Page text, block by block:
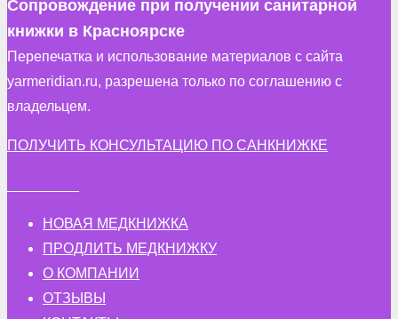
Сопровождение при получении санитарной
книжки в Красноярске
Перепечатка и использование материалов с сайта
yarmeridian.ru, разрешена только по соглашению с
владельцем.
ПОЛУЧИТЬ КОНСУЛЬТАЦИЮ ПО САНКНИЖКЕ
НОВАЯ МЕДКНИЖКА
ПРОДЛИТЬ МЕДКНИЖКУ
О КОМПАНИИ
ОТЗЫВЫ